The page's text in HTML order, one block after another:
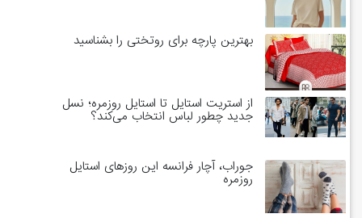
بهترین پارچه برای روتختی را بشناسید
از استریت استایل تا استایل روزمره؛ نسل
جدید چطور لباس انتخاب می‌کند؟
جوراب، آچار فرانسه این روزهای استایل
روزمره